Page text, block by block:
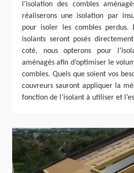
l’isolation des combles
réaliserons une isolation par
pour isoler les combles perdus.
isolants seront posés
coté, nous opterons pour
aménagés afin d’optimiser le
combles. Quels que soient vos
couvreurs sauront appliquer la
fonction de l’isolant à utiliser et